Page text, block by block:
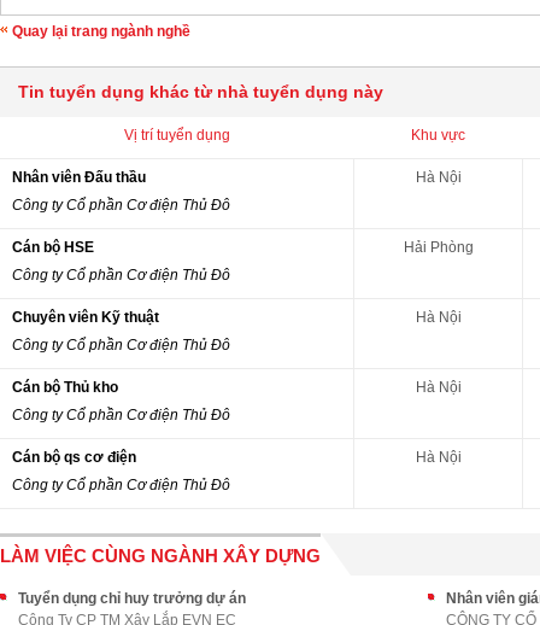
Quay lại trang ngành nghề
Tin tuyển dụng khác từ nhà tuyển dụng này
Vị trí tuyển dụng Khu vực
Nhân viên Đấu thầu
Công ty Cổ phần Cơ điện Thủ Đô
Hà Nội
Cán bộ HSE
Công ty Cổ phần Cơ điện Thủ Đô
Hải Phòng
Chuyên viên Kỹ thuật
Công ty Cổ phần Cơ điện Thủ Đô
Hà Nội
Cán bộ Thủ kho
Công ty Cổ phần Cơ điện Thủ Đô
Hà Nội
Cán bộ qs cơ điện
Công ty Cổ phần Cơ điện Thủ Đô
Hà Nội
LÀM VIỆC CÙNG NGÀNH XÂY DỰNG
Tuyển dụng chỉ huy trưởng dự án
Công Ty CP TM Xây Lắp EVN EC
Nhân viên
CÔNG TY